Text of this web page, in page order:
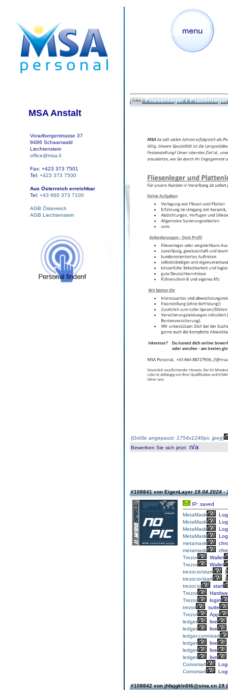
MSA Anstalt
Vorarlbergerstrasse 37
9486 Schaanwald
Liechtenstein
office@msa.li
Fax: +423 373 7501
Tel: +423 373 7500
Aus Österreich erreichbar
Tel: +43 660 373 7100
AGB Österreich
AGB Liechtenstein
Jobs Fliesenleger / Plattenleger
(Größe angepasst: 1754x1240px, jpeg)
Bewerben Sie sich jetzt: n/a
#108841 von EigenLayer19.04.2024 -
IP: saved
MetaMask
MetaMask
MetaMask
MetaMask
metamask
metamask
Trezor
Wallet
Trezor
Wallet
trezor.io/start
|
trezor.io/start
|
trezor.io
start
Trezor
Trezor
login
trezor
suite
Trezor
App
ledger
live
ledger
live
ledger.com/start
ledger
live
ledger
live
ledger
live
Coinsmart
Coinsmart
#108842 von jhfajgkln0l6@sina.cn